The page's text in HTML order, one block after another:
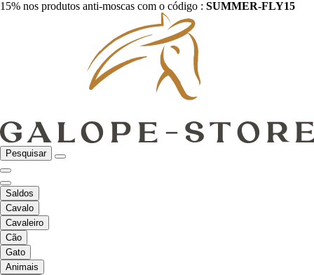
15% nos produtos anti-moscas com o código : SUMMER-FLY15
Pesquisar
Saldos
Cavalo
Cavaleiro
Cão
Gato
Animais